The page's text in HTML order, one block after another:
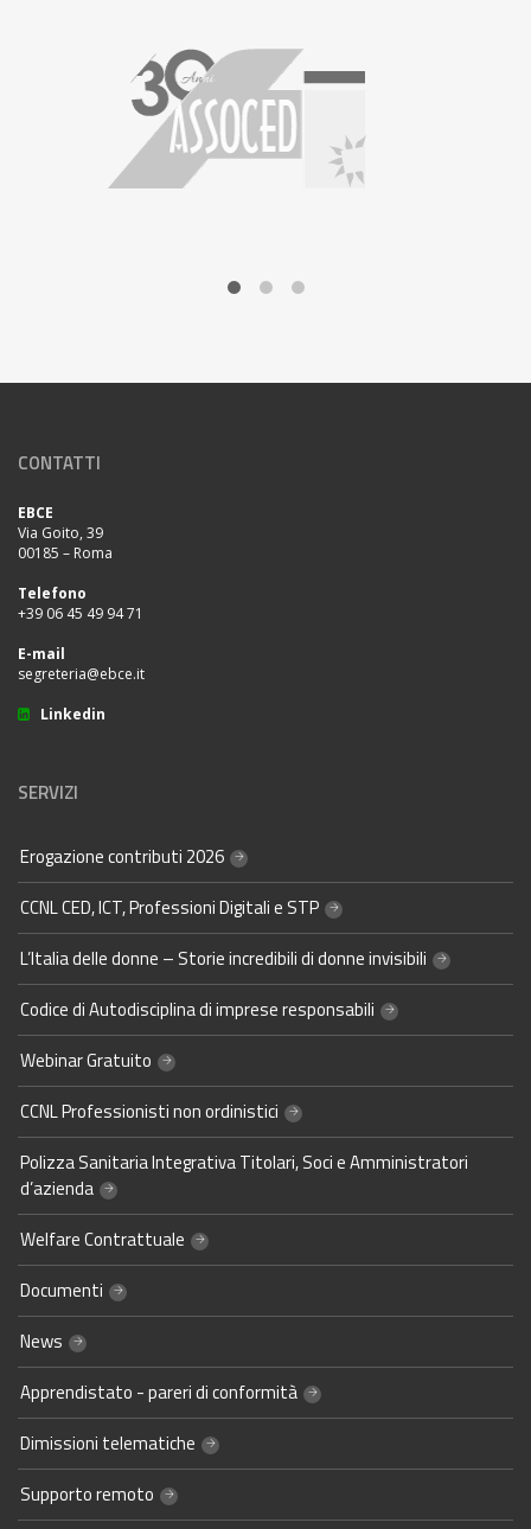
CONTATTI
EBCE
Via Goito, 39
00185 – Roma
Telefono
+39 06 45 49 94 71
E-mail
segreteria@ebce.it
Linkedin
SERVIZI
Erogazione contributi 2026
CCNL CED, ICT, Professioni Digitali e STP
L’Italia delle donne – Storie incredibili di donne invisibili
Codice di Autodisciplina di imprese responsabili
Webinar Gratuito
CCNL Professionisti non ordinistici
Polizza Sanitaria Integrativa Titolari, Soci e Amministratori
d’azienda
Welfare Contrattuale
Documenti
News
Apprendistato - pareri di conformità
Dimissioni telematiche
Supporto remoto